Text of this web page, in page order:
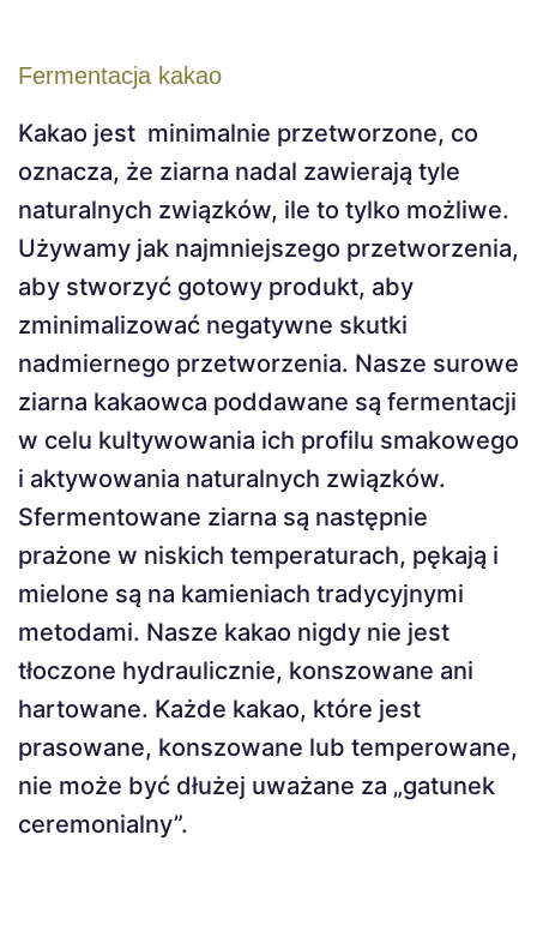
Fermentacja kakao
Kakao jest minimalnie przetworzone, co
oznacza, że ​​ziarna nadal zawierają tyle
naturalnych związków, ile to tylko możliwe.
Używamy jak najmniejszego przetworzenia,
aby stworzyć gotowy produkt, aby
zminimalizować negatywne skutki
nadmiernego przetworzenia. Nasze surowe
ziarna kakaowca poddawane są fermentacji
w celu kultywowania ich profilu smakowego
i aktywowania naturalnych związków.
Sfermentowane ziarna są następnie
prażone w niskich temperaturach, pękają i
mielone są na kamieniach tradycyjnymi
metodami. Nasze kakao nigdy nie jest
tłoczone hydraulicznie, konszowane ani
hartowane. Każde kakao, które jest
prasowane, konszowane lub temperowane,
nie może być dłużej uważane za „gatunek
ceremonialny”.